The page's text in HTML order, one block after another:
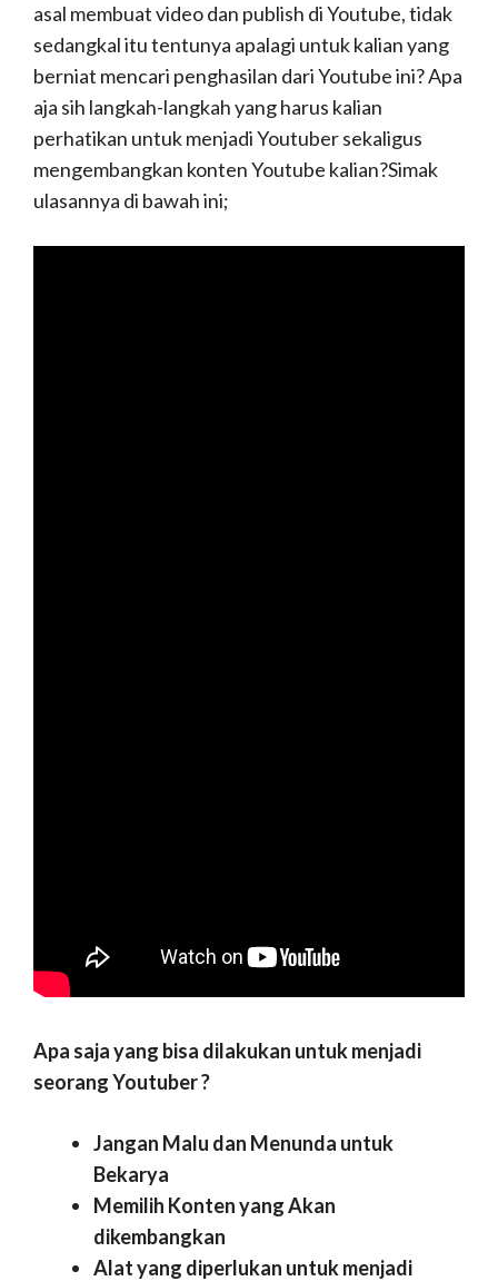
asal membuat video dan publish di Youtube, tidak
sedangkal itu tentunya apalagi untuk kalian yang
berniat mencari penghasilan dari Youtube ini? Apa
aja sih langkah-langkah yang harus kalian
perhatikan untuk menjadi Youtuber sekaligus
mengembangkan konten Youtube kalian?Simak
ulasannya di bawah ini;
Apa saja yang bisa dilakukan untuk menjadi
seorang Youtuber ?
Jangan Malu dan Menunda untuk
Bekarya
Memilih Konten yang Akan
dikembangkan
Alat yang diperlukan untuk menjadi